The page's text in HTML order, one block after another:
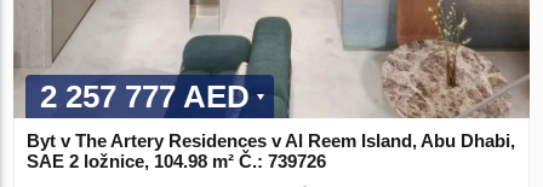
2 257 777 AED
Byt v The Artery Residences v Al Reem Island, Abu Dhabi,
SAE 2 ložnice, 104.98 m² Č.: 739726